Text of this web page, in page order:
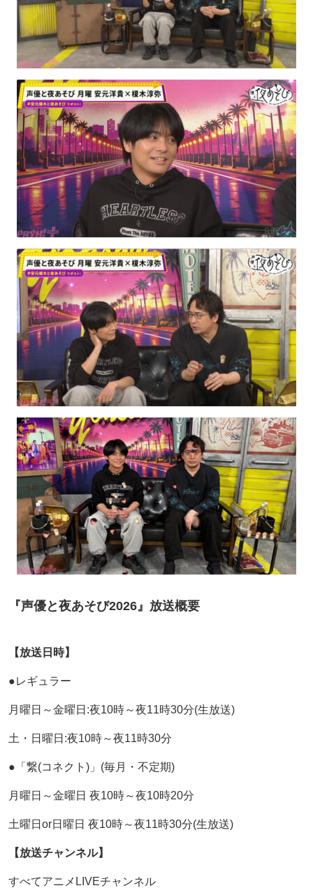
『声優と夜あそび2026』放送概要
【放送日時】
●レギュラー
月曜日～金曜日:夜10時～夜11時30分(生放送)
土・日曜日:夜10時～夜11時30分
●「繋(コネクト)」(毎月・不定期)
月曜日～金曜日 夜10時～夜10時20分
土曜日or日曜日 夜10時～夜11時30分(生放送)
【放送チャンネル】
すべてアニメLIVEチャンネル